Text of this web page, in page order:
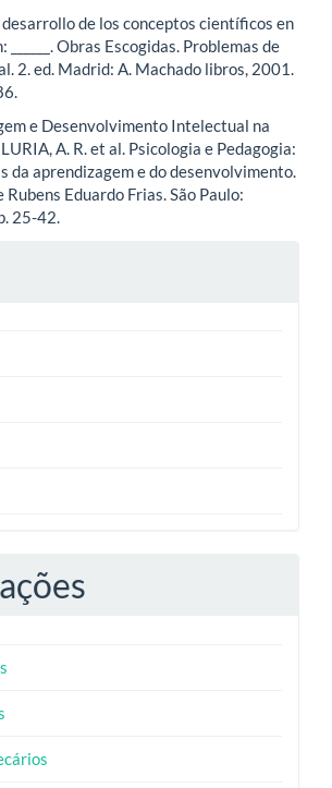
desarrollo de los conceptos científicos en
______. Obras Escogidas. Problemas de
2. ed. Madrid: A. Machado libros, 2001.
e Desenvolvimento Intelectual na
A. R. et al. Psicologia e Pedagogia:
da aprendizagem e do desenvolvimento.
Rubens Eduardo Frias. São Paulo:
25-42.